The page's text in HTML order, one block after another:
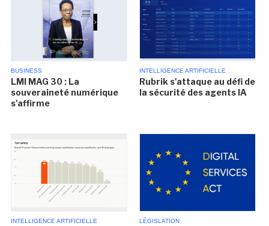
BUSINESS
LMI MAG 30 : La
souveraineté numérique
s'affirme
INTELLIGENCE ARTIFICIELLE
Rubrik s'attaque au défi de
la sécurité des agents IA
INTELLIGENCE ARTIFICIELLE LÉGISLATION